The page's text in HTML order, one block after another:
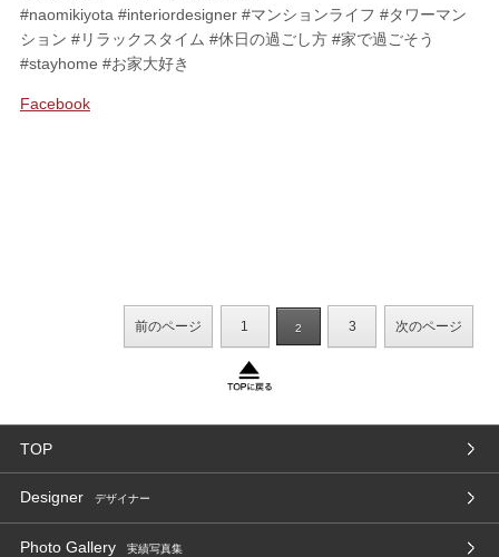
#naomikiyota #interiordesigner #マンションライフ #タワーマン
ション #リラックスタイム #休日の過ごし方 #家で過ごそう
#stayhome #お家大好き
Facebook
前のページ 1 2 3 次のページ
TOP
Designer デザイナー
Photo Gallery 実績写真集